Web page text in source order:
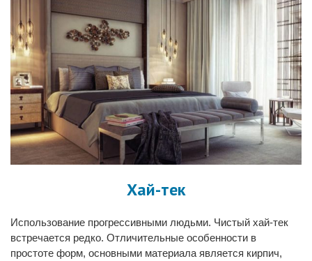
Хай-тек
Использование прогрессивными людьми. Чистый хай-тек
встречается редко. Отличительные особенности в
простоте форм, основными материала является кирпич,